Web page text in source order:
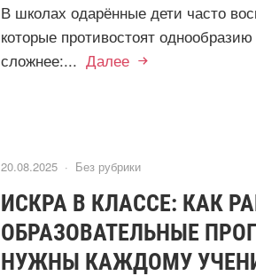
В школах одарённые дети часто
которые противостоят
сложнее:... Далее
20.08.2025 · Без рубрики
ИСКРА В КЛАССЕ: КАК
ОБРАЗОВАТЕЛЬНЫЕ
НУЖНЫ КАЖДОМУ